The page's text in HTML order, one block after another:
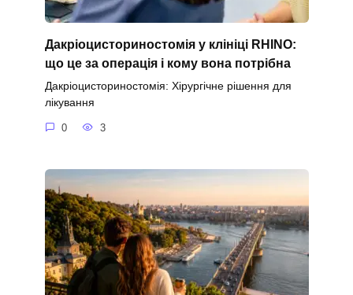
Дакріоцисториностомія у клініці RHINO:
що це за операція і кому вона потрібна
Дакріоцисториностомія: Хірургічне рішення для
лікування
0 3